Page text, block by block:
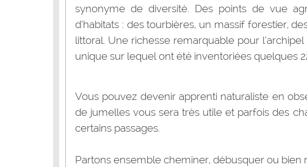
synonyme de diversité. Des points de vue
d’habitats : des tourbières, un massif forestier,
littoral. Une richesse remarquable pour
unique sur lequel ont été inventoriées quelques
Vous pouvez devenir apprenti naturaliste en
de jumelles vous sera très utile et parfois des
certains passages.
Partons ensemble cheminer, débusquer ou bien